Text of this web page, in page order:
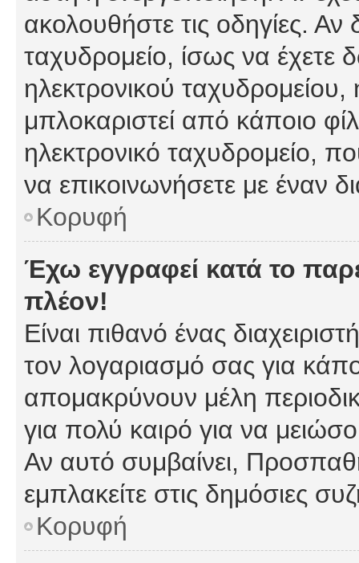
ακολουθήστε τις οδηγίες. Αν
ταχυδρομείο, ίσως να έχετε
ηλεκτρονικού ταχυδρομείου,
μπλοκαριστεί από κάποιο
ηλεκτρονικό ταχυδρομείο,
να επικοινωνήσετε με έναν
Κορυφή
Έχω εγγραφεί κατά το
πλέον!
Είναι πιθανό ένας
τον λογαριασμό σας για
απομακρύνουν μέλη
για πολύ καιρό για να
Αν αυτό συμβαίνει,
εμπλακείτε στις δημόσιες
Κορυφή